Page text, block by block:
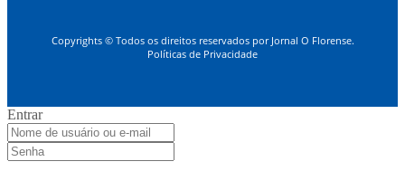
Copyrights © Todos os direitos reservados por Jornal O Florense.
Políticas de Privacidade
Entrar